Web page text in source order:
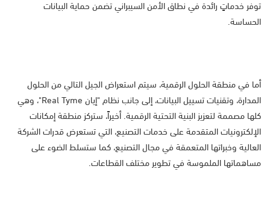
توفر خدماتٍ رائدة في نطاق الأمن السيبراني تضمن حماية البيانات
الحساسة.
أما في منطقة الحلول الرقمية، سيتم استعراض الجيل التالي من الحلول
المدارة، وتقنيات تسييل البيانات، إلى جانب نظام "إيان Real Tyme"، وهي
كلها مصممة لتعزيز البنية التحتية الرقمية. أخيراً، ستركز منطقة إمكانات
الإلكترونيات المتقدمة على خدمات التصنيع، التي تستعرض قدرات الشركة
العالية وخبراتها المتعمقة في مجال التصنيع، كما ستسلط الضوء على
مساهماتها الملموسة في تطوير مختلف القطاعات.